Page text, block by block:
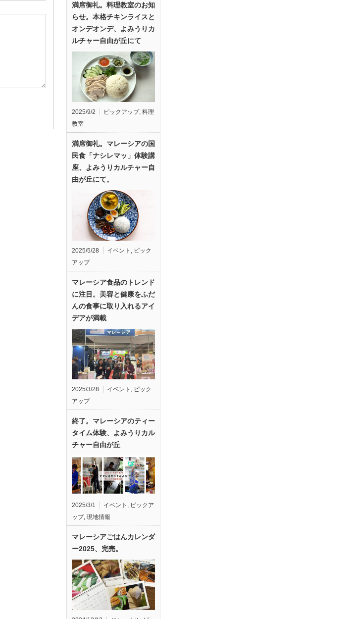
満席御礼。料理教室のお知
らせ。本格チキンライスと
オンデオンデ、よみうりカ
ルチャー自由が丘にて
2025/9/2 ピックアップ, 料理
教室
満席御礼。マレーシアの国
民食「ナシレマッ」体験講
座、よみうりカルチャー自
由が丘にて。
2025/5/28 イベント , ピック
アップ
マレーシア食品のトレンド
に注目。美容と健康をふだ
んの食事に取り入れるアイ
デアが満載
2025/3/28 イベント
ピック
アップ
終了。マレーシアのティー
タイム体験、よみうりカル
チャー自由が丘
2025/3/1 イベント , ピックア
ップ, 現地情報
マレーシアごはんカレンダ
ー2025、完売。